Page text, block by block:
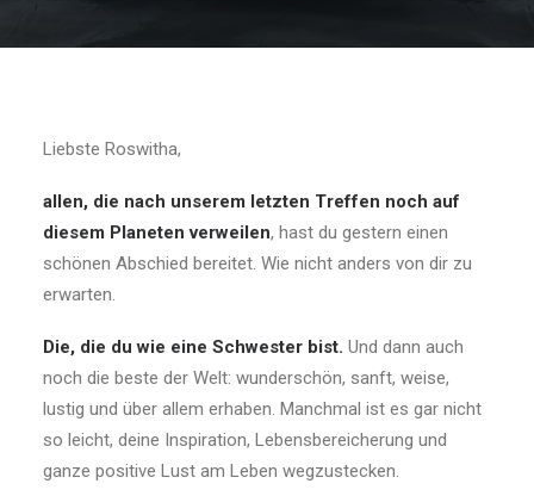
Liebste Roswitha,
allen, die nach unserem letzten Treffen noch auf
diesem Planeten verweilen, hast du gestern einen
schönen Abschied bereitet. Wie nicht anders von dir zu
erwarten.
Die, die du wie eine Schwester bist. Und dann auch
noch die beste der Welt: wunderschön, sanft, weise,
lustig und über allem erhaben. Manchmal ist es gar nicht
so leicht, deine Inspiration, Lebensbereicherung und
ganze positive Lust am Leben wegzustecken.